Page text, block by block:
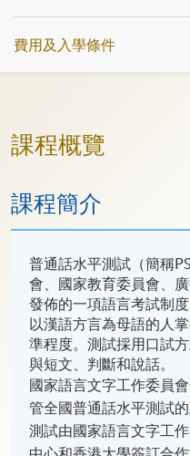
費用及入學條件
課程概覽
課程簡介
普通話水平測試（簡稱
會、國家教育委員會、
發佈的一項語言考試制
以漢語方言為母語的人
準程度。測試採用口試
與短文、判斷和說話。
國家語言文字工作委員
管全國普通話水平測試
測試由國家語言文字工